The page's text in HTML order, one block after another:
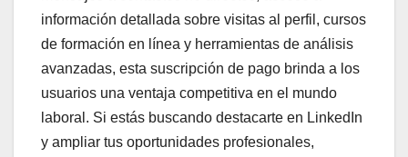
información detallada sobre visitas al perfil, cursos
de formación en línea y herramientas de análisis
avanzadas, esta suscripción de pago brinda a los
usuarios una ventaja competitiva en el mundo
laboral. Si estás buscando destacarte en LinkedIn
y ampliar tus oportunidades profesionales,